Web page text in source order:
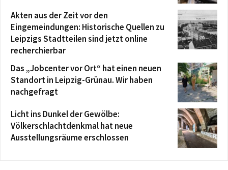
Akten aus der Zeit vor den
Eingemeindungen: Historische Quellen zu
Leipzigs Stadtteilen sind jetzt online
recherchierbar
Das „Jobcenter vor Ort“ hat einen neuen
Standort in Leipzig-Grünau. Wir haben
nachgefragt
Licht ins Dunkel der Gewölbe:
Völkerschlachtdenkmal hat neue
Ausstellungsräume erschlossen